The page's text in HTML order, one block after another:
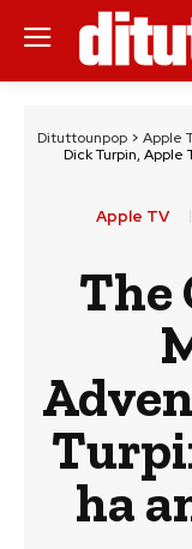
Dituttounpop > Apple
Dick Turpin,
Apple TV
The
ha